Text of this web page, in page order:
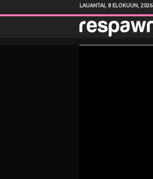
LAUANTAI, 8 ELOKUUN, 2026